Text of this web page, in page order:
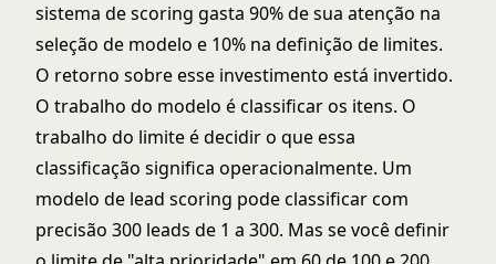
sistema de scoring gasta 90% de sua atenção na
seleção de modelo e 10% na definição de limites.
O retorno sobre esse investimento está invertido.
O trabalho do modelo é classificar os itens. O
trabalho do limite é decidir o que essa
classificação significa operacionalmente. Um
modelo de lead scoring pode classificar com
precisão 300 leads de 1 a 300. Mas se você definir